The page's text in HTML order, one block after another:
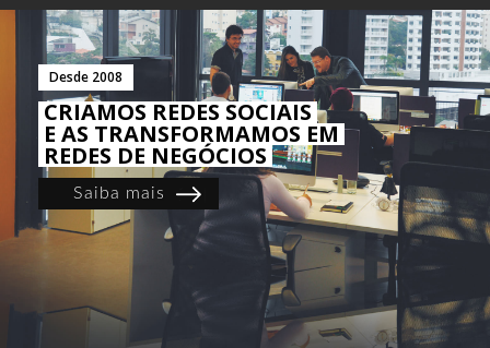
Desde 2008
CRIAMOS REDES SOCIAIS
E AS TRANSFORMAMOS EM
REDES DE NEGÓCIOS
Saiba mais